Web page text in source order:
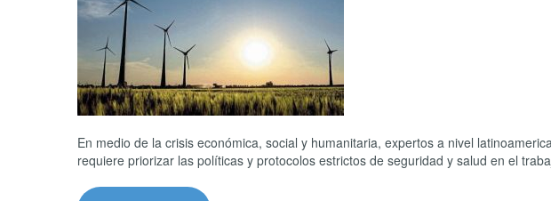
En medio de la crisis económica, social y humanitaria, expertos a nivel
requiere priorizar las políticas y protocolos estrictos de seguridad y salud en el